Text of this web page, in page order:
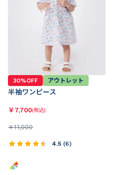
30%OFF アウトレット
半袖ワンピース
￥ 7,700(税込)
￥11,000
4.5 (6)